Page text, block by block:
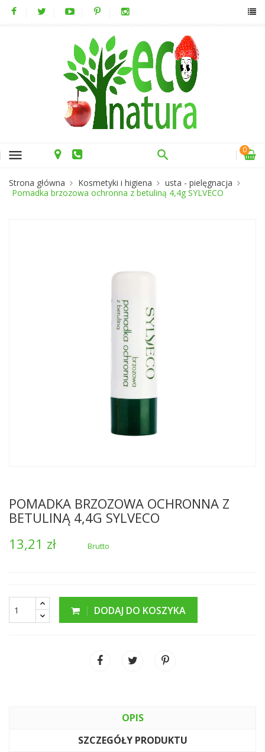
menu 0
Strona główna Kosmetyki i higiena
usta - pielęgnacja
Pomadka brzozowa ochronna z betuliną 4,4g SYLVECO
POMADKA BRZOZOWA OCHRONNA Z
BETULINĄ 4,4G SYLVECO
13,21 zł
Brutto
DODAJ DO KOSZYKA
OPIS
SZCZEGÓŁY PRODUKTU